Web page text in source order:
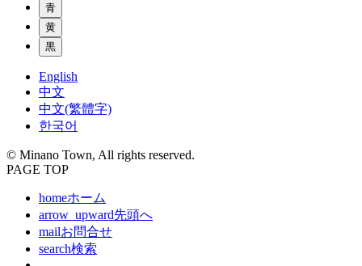
青
黄
黒
English
中文
中文(繁體字)
한국어
© Minano Town, All rights reserved.
PAGE TOP
homeホーム
arrow_upward先頭へ
mailお問合せ
search検索